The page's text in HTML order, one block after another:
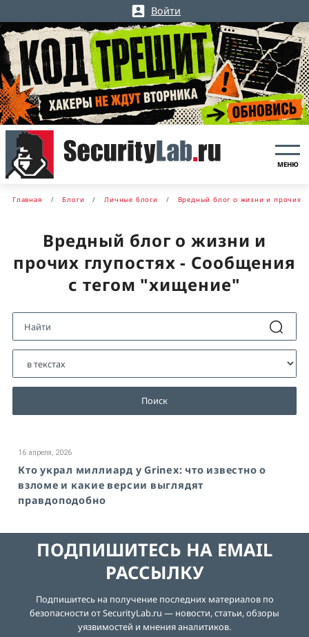
Войти
МЕНЮ
Главная Блоги Личные блоги Вредный блог о жизни и прочих
Вредный блог о жизни и
прочих глупостях - Сообщения
с тегом "хищение"
Поиск
16 апреля, 2026
Кто украл миллиард у Grinex: что известно о
взломе и какие версии выглядят
правдоподобно
ПОДПИШИТЕСЬ НА EMAIL
РАССЫЛКУ
Подпишитесь на получение последних материалов по
безопасности от SecurityLab.ru — новости, статьи, обзоры
уязвимостей и мнения аналитиков.